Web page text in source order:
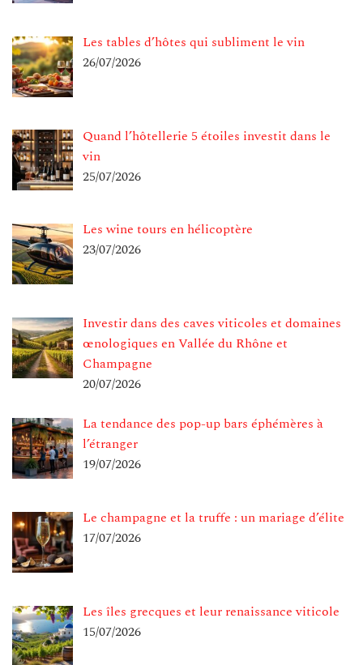
Les tables d’hôtes qui subliment le vin
26/07/2026
Quand l’hôtellerie 5 étoiles investit dans le
vin
25/07/2026
Les wine tours en hélicoptère
23/07/2026
Investir dans des caves viticoles et domaines
œnologiques en Vallée du Rhône et
Champagne
20/07/2026
La tendance des pop-up bars éphémères à
l’étranger
19/07/2026
Le champagne et la truffe : un mariage d’élite
17/07/2026
Les îles grecques et leur renaissance viticole
15/07/2026